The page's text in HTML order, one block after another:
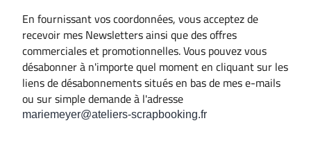
En fournissant vos coordonnées, vous acceptez de
recevoir mes Newsletters ainsi que des offres
commerciales et promotionnelles. Vous pouvez vous
désabonner à n'importe quel moment en cliquant sur les
liens de désabonnements situés en bas de mes e-mails
ou sur simple demande à l'adresse
mariemeyer@ateliers-scrapbooking.fr